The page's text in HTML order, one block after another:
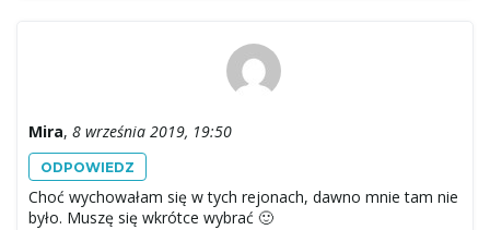
Mira, 8 września 2019, 19:50
ODPOWIEDZ
Choć wychowałam się w tych rejonach, dawno mnie tam nie
było. Muszę się wkrótce wybrać 🙂